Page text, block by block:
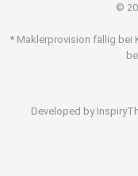
©
* Maklerprovision fällig bei
Developed by